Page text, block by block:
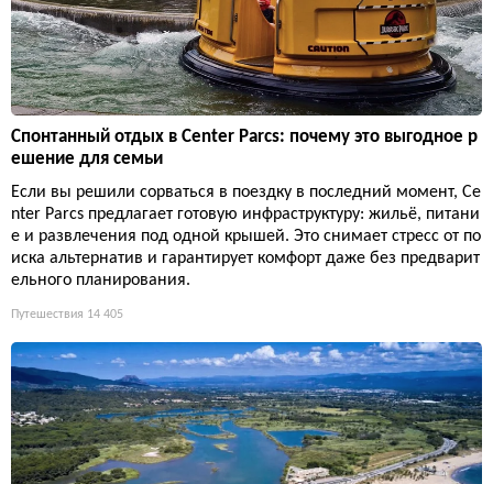
Спонтанный отдых в Center Parcs: почему это выгодное р
ешение для семьи
Если вы решили сорваться в поездку в последний момент, Ce
nter Parcs предлагает готовую инфраструктуру: жильё, питани
е и развлечения под одной крышей. Это снимает стресс от по
иска альтернатив и гарантирует комфорт даже без предварит
ельного планирования.
Путешествия 14 405